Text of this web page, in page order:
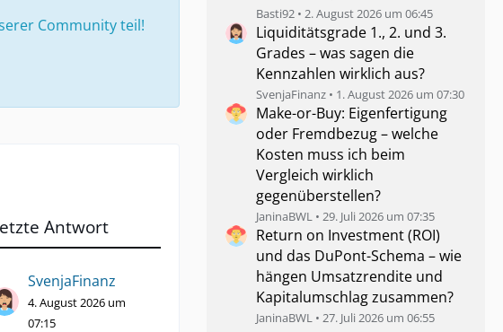
Community teil!
Antwort
SvenjaFinanz
4. August 2026 um
07:15
Basti92 2. August 2026 um 06:45
Liquiditätsgrade 1., 2. und 3.
Grades – was sagen die
Kennzahlen wirklich aus?
SvenjaFinanz 1. August 2026 um 07:30
Make-or-Buy: Eigenfertigung
oder Fremdbezug – welche
Kosten muss ich beim
Vergleich wirklich
gegenüberstellen?
JaninaBWL 29. Juli 2026 um 07:35
Return on Investment (ROI)
und das DuPont-Schema – wie
hängen Umsatzrendite und
Kapitalumschlag zusammen?
JaninaBWL 27. Juli 2026 um 06:55